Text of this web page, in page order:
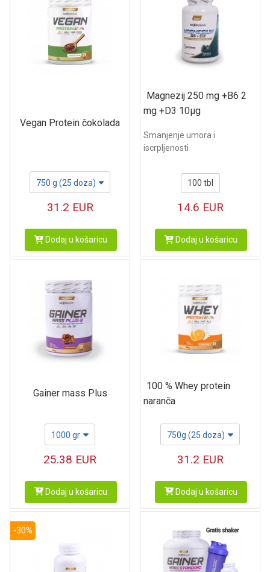
Vegan Protein čokolada
750 g (25 doza)
31.2 EUR
Dodaj u košaricu
Magnezij 250 mg +B6 2
mg +D3 10µg
Smanjenje umora i
iscrpljenosti
100 tbl
14.6 EUR
Dodaj u košaricu
Gainer mass Plus
1000 gr
25.38 EUR
Dodaj u košaricu
100 % Whey protein
naranča
750g (25 doza)
31.2 EUR
Dodaj u košaricu
-30%